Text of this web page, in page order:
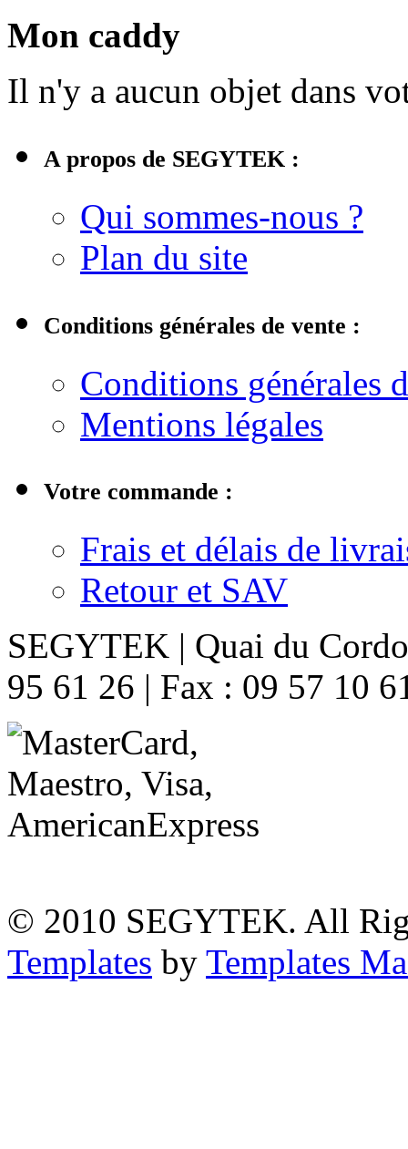
Mon caddy
Il n'y a aucun objet dans
A propos de SEGYTEK :
Qui sommes-nous ?
Plan du site
Conditions générales de vente :
Conditions générales
Mentions légales
Votre commande :
Frais et délais de
Retour et SAV
SEGYTEK | Quai du
95 61 26 | Fax : 09 57 10
© 2010 SEGYTEK. All
Templates by Templates